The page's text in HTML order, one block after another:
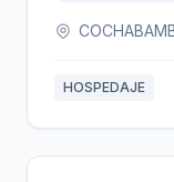
HOSPEDAJE